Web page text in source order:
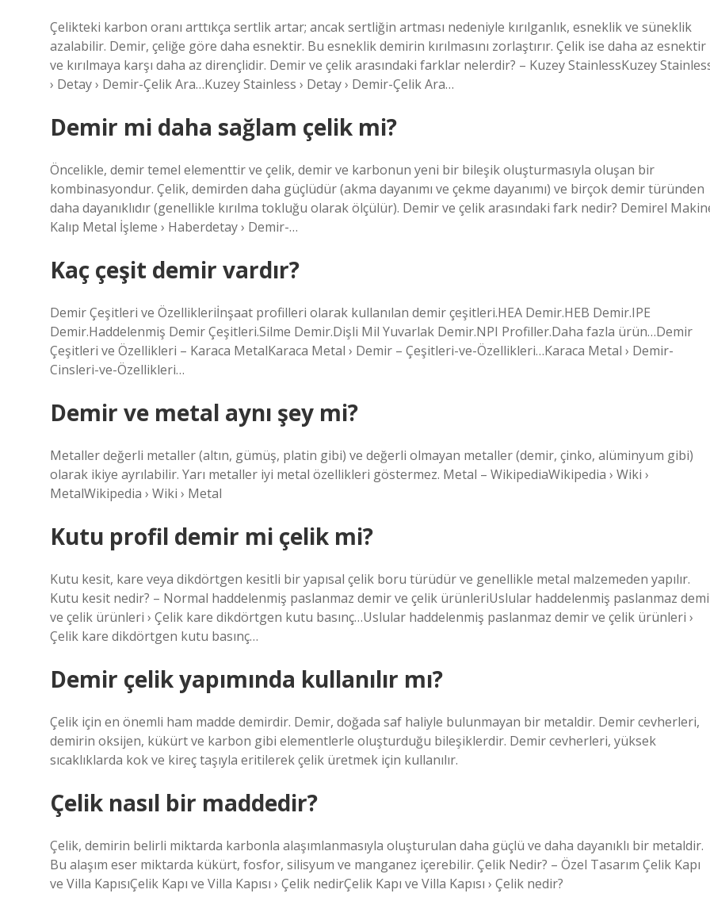
Çelikteki karbon oranı arttıkça sertlik artar; ancak sertliğin artması nedeniyle kırılganlık, esneklik ve süneklik
azalabilir. Demir, çeliğe göre daha esnektir. Bu esneklik demirin kırılmasını zorlaştırır. Çelik ise daha az esnektir
ve kırılmaya karşı daha az dirençlidir. Demir ve çelik arasındaki farklar nelerdir? – Kuzey StainlessKuzey
› Detay › Demir-Çelik Ara…Kuzey Stainless › Detay › Demir-Çelik Ara…
Demir mi daha sağlam çelik mi?
Öncelikle, demir temel elementtir ve çelik, demir ve karbonun yeni bir bileşik oluşturmasıyla oluşan bir
kombinasyondur. Çelik, demirden daha güçlüdür (akma dayanımı ve çekme dayanımı) ve birçok demir türünden
daha dayanıklıdır (genellikle kırılma tokluğu olarak ölçülür). Demir ve çelik arasındaki fark nedir? Demirel
Kalıp Metal İşleme › Haberdetay › Demir-…
Kaç çeşit demir vardır?
Demir Çeşitleri ve Özellikleriİnşaat profilleri olarak kullanılan demir çeşitleri.HEA Demir.HEB Demir.IPE
Demir.Haddelenmiş Demir Çeşitleri.Silme Demir.Dişli Mil Yuvarlak Demir.NPI Profiller.Daha fazla ürün…Demir
Çeşitleri ve Özellikleri – Karaca MetalKaraca Metal › Demir – Çeşitleri-ve-Özellikleri…Karaca Metal › Demir-
Cinsleri-ve-Özellikleri…
Demir ve metal aynı şey mi?
Metaller değerli metaller (altın, gümüş, platin gibi) ve değerli olmayan metaller (demir, çinko, alüminyum gibi)
olarak ikiye ayrılabilir. Yarı metaller iyi metal özellikleri göstermez. Metal – WikipediaWikipedia › Wiki ›
MetalWikipedia › Wiki › Metal
Kutu profil demir mi çelik mi?
Kutu kesit, kare veya dikdörtgen kesitli bir yapısal çelik boru türüdür ve genellikle metal malzemeden yapılır.
Kutu kesit nedir? – Normal haddelenmiş paslanmaz demir ve çelik ürünleriUslular haddelenmiş paslanmaz
ve çelik ürünleri › Çelik kare dikdörtgen kutu basınç…Uslular haddelenmiş paslanmaz demir ve çelik ürünleri ›
Çelik kare dikdörtgen kutu basınç…
Demir çelik yapımında kullanılır mı?
Çelik için en önemli ham madde demirdir. Demir, doğada saf haliyle bulunmayan bir metaldir. Demir cevherleri,
demirin oksijen, kükürt ve karbon gibi elementlerle oluşturduğu bileşiklerdir. Demir cevherleri, yüksek
sıcaklıklarda kok ve kireç taşıyla eritilerek çelik üretmek için kullanılır.
Çelik nasıl bir maddedir?
Çelik, demirin belirli miktarda karbonla alaşımlanmasıyla oluşturulan daha güçlü ve daha dayanıklı bir metaldir.
Bu alaşım eser miktarda kükürt, fosfor, silisyum ve manganez içerebilir. Çelik Nedir? – Özel Tasarım Çelik Kapı
ve Villa KapısıÇelik Kapı ve Villa Kapısı › Çelik nedirÇelik Kapı ve Villa Kapısı › Çelik nedir?